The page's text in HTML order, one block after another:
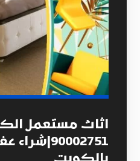
اثاث مستعمل